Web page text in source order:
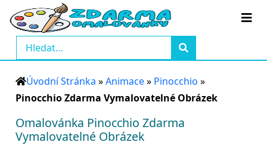
Úvodní Stránka »Animace» Pinocchio »
Pinocchio Zdarma Vymalovatelné Obrázek
Omalovánka Pinocchio Zdarma
Vymalovatelné Obrázek